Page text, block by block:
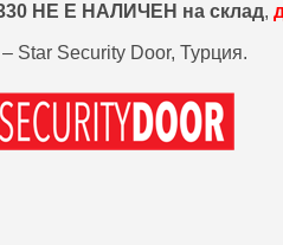
НЕ Е НАЛИЧЕН на склад,
Star Security Door, Турция.
Врата Star Security Door серия